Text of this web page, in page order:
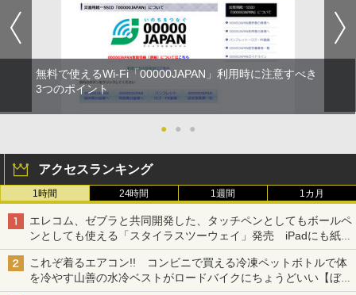
無料で使えるWi-Fi「00000JAPAN」利用時に注意すべき
3つのポイント
● ● ●
アクセスランキング
1時間 24時間 1週間 1カ月
エレコム、ゼブラと共同開発した、タッチペンとしてもボールペ
ンとしても使える「スタイラスツーウェイ」発売 iPadにも紙に
も、持ち替えずに書き込める
これぞ着るエアコン!! コンビニで買える冷凍ペットボトルで体
を冷やす山善の水冷ベストがロードバイクにちょうどいい【ぼっ